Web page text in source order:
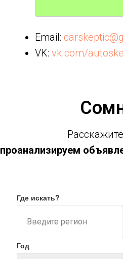
Email:
VK: vk.com/
проанализируем
Где искать?
Год